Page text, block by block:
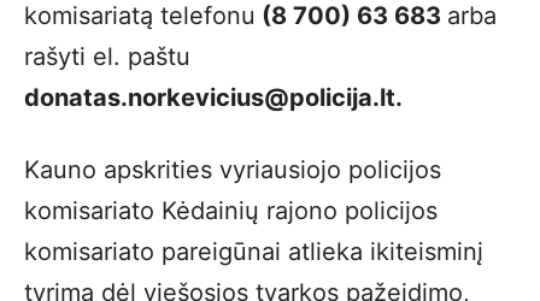
komisariatą telefonu (8 700) 63 683 arba
rašyti el. paštu
donatas.norkevicius@policija.lt.
Kauno apskrities vyriausiojo policijos
komisariato Kėdainių rajono policijos
komisariato pareigūnai atlieka ikiteisminį
tyrimą dėl viešosios tvarkos pažeidimo,